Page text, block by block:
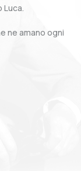
ne amano ogni